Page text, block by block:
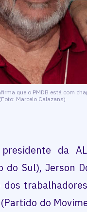
que o PMDB está com
Marcelo Calazans)
da
do Sul), Jerson
do